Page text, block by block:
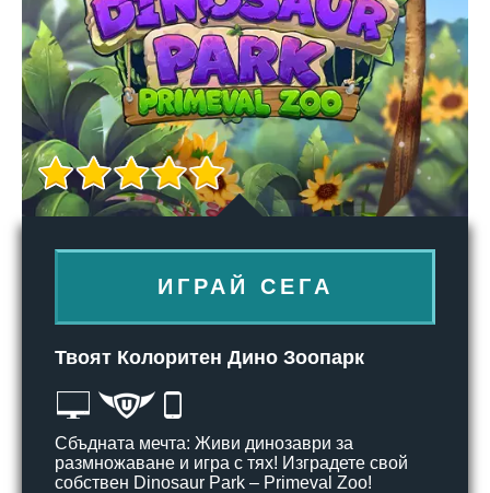
ИГРАЙ СЕГА
Твоят Колоритен Дино Зоопарк
Сбъдната мечта: Живи динозаври за
размножаване и игра с тях! Изградете свой
собствен Dinosaur Park – Primeval Zoo!